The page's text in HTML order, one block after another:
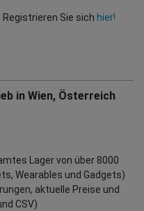
Registrieren Sie sich hier!
in Wien, Österreich
Lager von über 8000
Wearables und Gadgets)
aktuelle Preise und
CSV)